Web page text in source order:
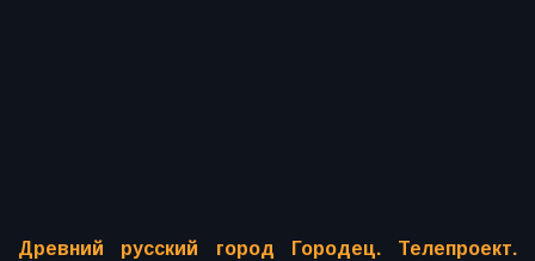
Древний русский город Городец. Телепроект.